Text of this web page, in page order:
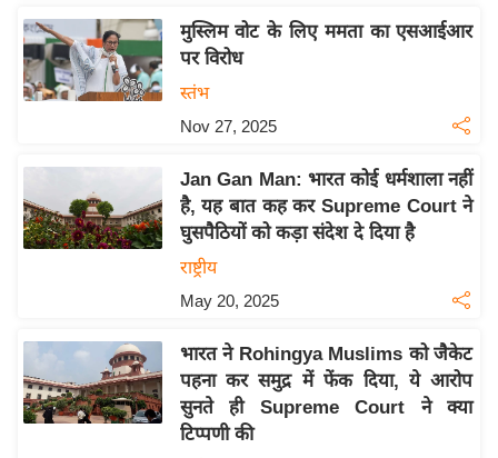
ज
ग
त
वि
ष
रा
य
ट
खे
ल
मुस्लिम वोट के लिए ममता का एसआईआर
पर विरोध
स्तंभ
Nov 27, 2025
Jan Gan Man: भारत कोई धर्मशाला नहीं
है, यह बात कह कर Supreme Court ने
घुसपैठियों को कड़ा संदेश दे दिया है
राष्ट्रीय
May 20, 2025
भारत ने Rohingya Muslims को जैकेट
पहना कर समुद्र में फेंक दिया, ये आरोप
सुनते ही Supreme Court ने क्या
टिप्पणी की